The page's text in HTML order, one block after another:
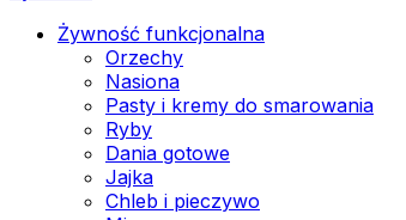
Żywność funkcjonalna
Orzechy
Nasiona
Pasty i kremy do smarowania
Ryby
Dania gotowe
Jajka
Chleb i pieczywo